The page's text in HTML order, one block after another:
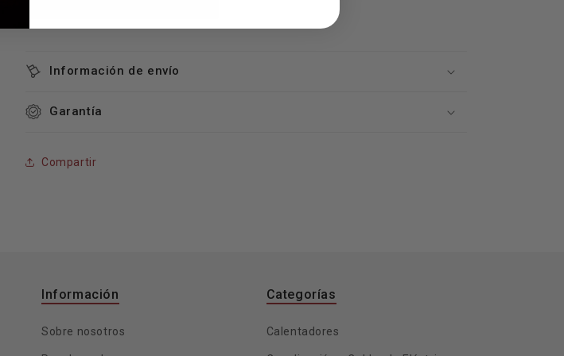
Información de envío
Garantía
Compartir
Información
Sobre nosotros
Categorías
Calentadores